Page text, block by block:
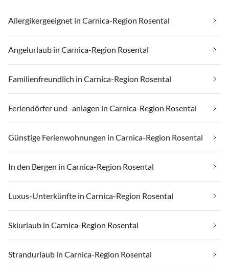
Allergikergeeignet in Carnica-Region Rosental
Angelurlaub in Carnica-Region Rosental
Familienfreundlich in Carnica-Region Rosental
Feriendörfer und -anlagen in Carnica-Region Rosental
Günstige Ferienwohnungen in Carnica-Region Rosental
In den Bergen in Carnica-Region Rosental
Luxus-Unterkünfte in Carnica-Region Rosental
Skiurlaub in Carnica-Region Rosental
Strandurlaub in Carnica-Region Rosental